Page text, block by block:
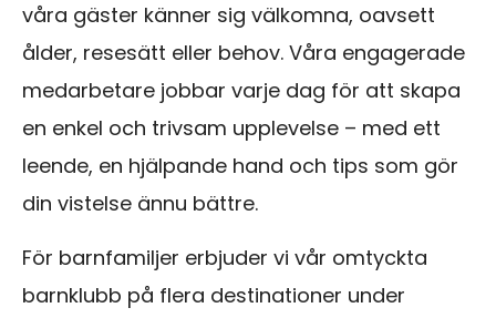
våra gäster känner sig välkomna, oavsett
ålder, resesätt eller behov. Våra engagerade
medarbetare jobbar varje dag för att skapa
en enkel och trivsam upplevelse – med ett
leende, en hjälpande hand och tips som gör
din vistelse ännu bättre.
För barnfamiljer erbjuder vi vår omtyckta
barnklubb på flera destinationer under